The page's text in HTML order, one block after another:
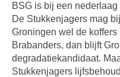
BSG is bij een
De Stukkenjagers mag
Groningen wel de
Brabanders, dan blijft
degradatiekandidaat.
Stukkenjagers